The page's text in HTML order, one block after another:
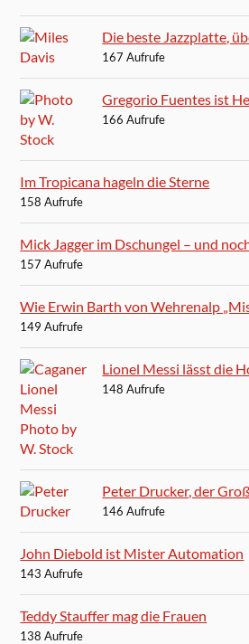
Die beste Jazzplatte,
167 Aufrufe
Gregorio Fuentes ist
166 Aufrufe
Im Tropicana hageln die Sterne
158 Aufrufe
Mick Jagger im Dschungel – und
157 Aufrufe
Wie Erwin Barth von Wehrenalp
149 Aufrufe
Lionel Messi lässt die
148 Aufrufe
Peter Drucker, der
146 Aufrufe
John Diebold ist Mister Automation
143 Aufrufe
Teddy Stauffer mag die Frauen
138 Aufrufe